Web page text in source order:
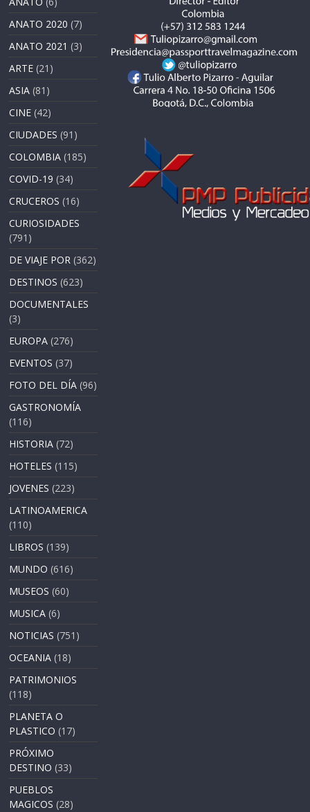
ANATO 2020 (7)
ANATO 2021 (3)
ARTE (21)
ASIA (81)
CINE (42)
CIUDADES (91)
COLOMBIA (185)
COVID-19 (34)
CRUCEROS (16)
CURIOSIDADES
(791)
DE VIAJE POR (362)
DESTINOS (623)
DOCUMENTALES
(3)
EUROPA (276)
EVENTOS (37)
FOTO DEL DÍA (96)
GASTRONOMÍA
(116)
HISTORIA (72)
HOTELES (115)
JOVENES (223)
LATINOAMERICA
(110)
LIBROS (139)
MUNDO (616)
MUSEOS (60)
MUSICA (6)
NOTICIAS (751)
OCEANIA (18)
PATRIMONIOS
(118)
PLANETA O
PLASTICO (17)
PRÓXIMO
DESTINO (33)
PUEBLOS
MAGICOS (28)